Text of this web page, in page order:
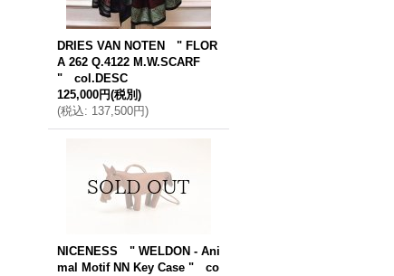
DRIES VAN NOTEN " FLOR
A 262 Q.4122 M.W.SCARF
" col.DESC
125,000円(税別)
(税込: 137,500円)
NICENESS " WELDON - Ani
mal Motif NN Key Case " co